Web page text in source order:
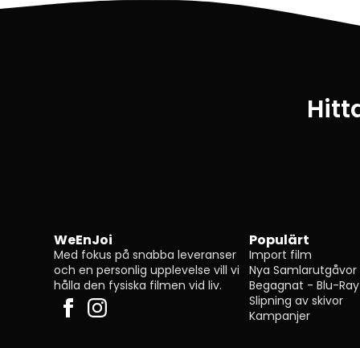
WeEnJoi
Med fokus på snabba leveranser
och en personlig upplevelse vill vi
hålla den fysiska filmen vid liv.
Populärt
Import film
Nya Samlarutgåvor
Begagnat - Blu-Ray
Slipning av skivor
Kampanjer